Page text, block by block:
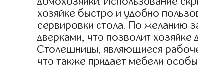
хозяйке быстро и удобно
сервировки стола. По желанию
дверками, что позволит
Столешницы, являющиеся
что также придает мебели